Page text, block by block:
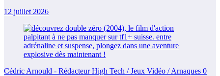
12 juillet 2026
Cédric Arnould - Rédacteur High Tech / Jeux Vidéo / Arnaques 0